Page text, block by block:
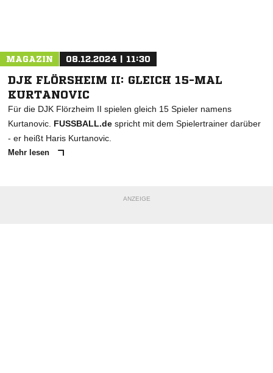
MAGAZIN 08.12.2024 | 11:30
DJK FLÖRSHEIM II: GLEICH 15-MAL
KURTANOVIC
Für die DJK Flörzheim II spielen gleich 15 Spieler namens
Kurtanovic. FUSSBALL.de spricht mit dem Spielertrainer darüber
- er heißt Haris Kurtanovic.
Mehr lesen
ANZEIGE